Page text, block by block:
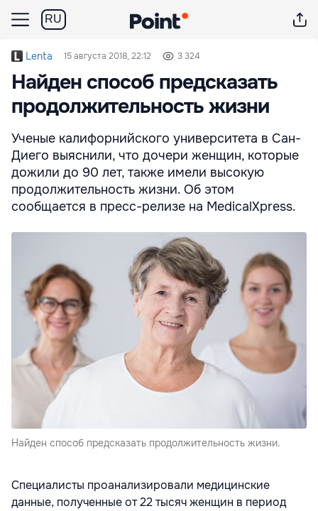
RU
Lenta 15 августа 2018, 22:12 3 324
Найден способ предсказать
продолжительность жизни
Ученые калифорнийского университета в Сан-
Диего выяснили, что дочери женщин, которые
дожили до 90 лет, также имели высокую
продолжительность жизни. Об этом
сообщается в пресс-релизе на MedicalXpress.
Найден способ предсказать продолжительность жизни.
Специалисты проанализировали медицинские
данные, полученные от 22 тысяч женщин в период